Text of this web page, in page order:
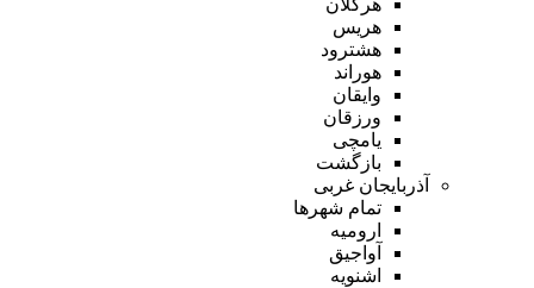
هریس
هشترود
هوراند
وایقان
ورزقان
یامچی
بازگشت
آذربایجان غربی
تمام شهر‌ها
ارومیه
آواجیق
اشنویه